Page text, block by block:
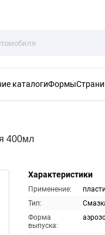
каталогиФормы
400мл
Характеристики
Применение:
Тип:
Форма
выпуска: